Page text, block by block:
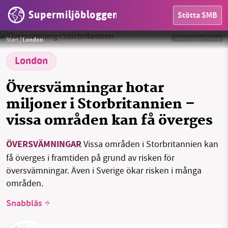
Supermiljöbloggen Stötta SMB
HEM
OMRÅDEN
MILJÖFAKTA
OM OSS
Start/London
London
Översvämningar hotar
miljoner i Storbritannien –
vissa områden kan få överges
ÖVERSVÄMNINGARVissa områden i Storbritannien kan
få överges i framtiden på grund av risken för
översvämningar. Även i Sverige ökar risken i många
områden.
Snabbläs
Foto:artyangel/Pixabay